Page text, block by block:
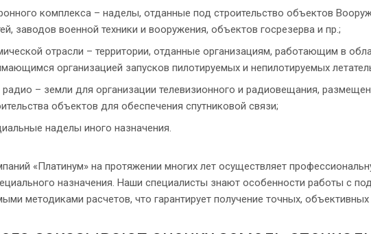
комплекса – наделы, отданные под строительство объектов
заводов военной техники и вооружения, объектов госрезерва и пр.;
отрасли – территории, отданные организациям, работающим в
организацией запусков пилотируемых и непилотируемых
– земли для организации телевизионного и радиовещания,
объектов для обеспечения спутниковой связи;
наделы иного назначения.
«Платинум» на протяжении многих лет осуществляет
назначения. Наши специалисты знают особенности работы с
методиками расчетов, что гарантирует получение точных,